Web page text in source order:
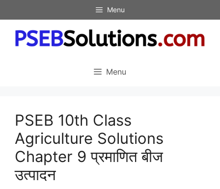
to
content
Menu
Menu
PSEB 10th Class
Agriculture Solutions
Chapter 9 प्रमाणित बीज
उत्पादन